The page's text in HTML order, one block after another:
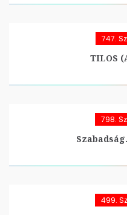
747.
TILOS
798.
499.